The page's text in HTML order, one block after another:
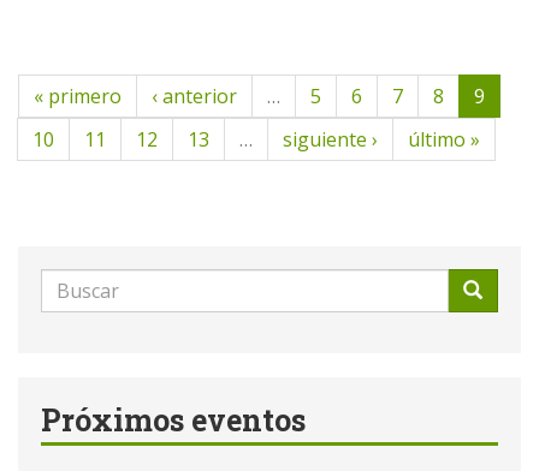
« primero ‹ anterior … 5 6 7 8
9
10
11 12 13 … siguiente › último »
Formulario
de
Próximos eventos